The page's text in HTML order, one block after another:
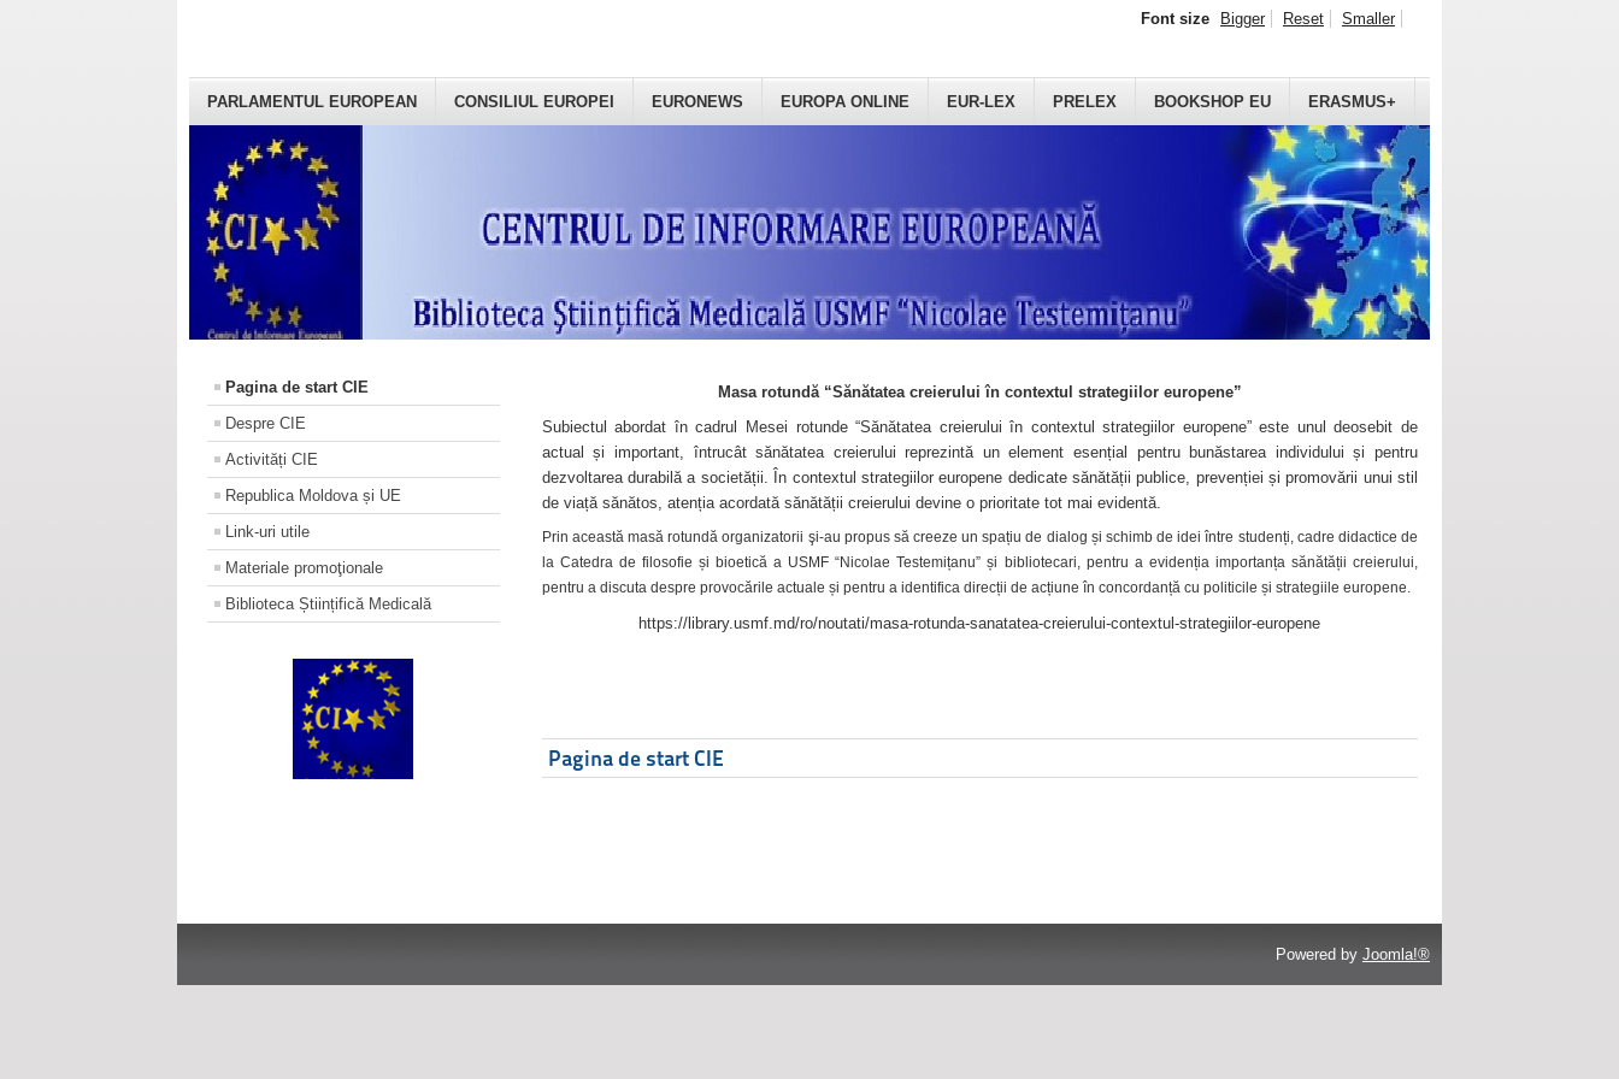
PARLAMENTUL EUROPEAN CONSILIUL EUROPEI EURONEWS EUROPA ONLINE EUR-LEX PRELEX BOOKSHOP EU ERASMUS+
Font size Bigger Reset Smaller
Pagina de start CIE
Despre CIE
Activități CIE
Republica Moldova și UE
Link-uri utile
Materiale promoţionale
Biblioteca Științifică Medicală
Masa rotundă “Sănătatea creierului în contextul strategiilor europene”
Subiectul abordat în cadrul Mesei rotunde “Sănătatea creierului în contextul strategiilor europene” este unul deosebit de
actual și important, întrucât sănătatea creierului reprezintă un element esențial pentru bunăstarea individului și pentru
dezvoltarea durabilă a societății. În contextul strategiilor europene dedicate sănătății publice, prevenției și promovării unui stil
de viață sănătos, atenția acordată sănătății creierului devine o prioritate tot mai evidentă.
Prin această masă rotundă organizatorii şi-au propus să creeze un spațiu de dialog și schimb de idei între studenți, cadre didactice de
la Catedra de filosofie și bioetică a USMF “Nicolae Testemițanu” și bibliotecari, pentru a evidenția importanța sănătății creierului,
pentru a discuta despre provocările actuale și pentru a identifica direcții de acțiune în concordanță cu politicile și strategiile europene.
https://library.usmf.md/ro/noutati/masa-rotunda-sanatatea-creierului-contextul-strategiilor-europene
Pagina de start CIE
Powered by Joomla!®